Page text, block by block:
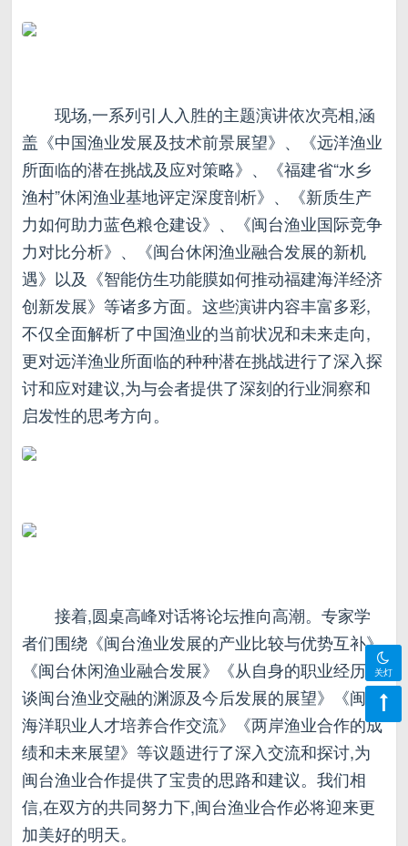
现场,一系列引人入胜的主题演讲依次亮相,涵
盖《中国渔业发展及技术前景展望》、《远洋渔业
所面临的潜在挑战及应对策略》、《福建省“水乡
渔村”休闲渔业基地评定深度剖析》、《新质生产
力如何助力蓝色粮仓建设》、《闽台渔业国际竞争
力对比分析》、《闽台休闲渔业融合发展的新机
遇》以及《智能仿生功能膜如何推动福建海洋经济
创新发展》等诸多方面。这些演讲内容丰富多彩,
不仅全面解析了中国渔业的当前状况和未来走向,
更对远洋渔业所面临的种种潜在挑战进行了深入探
讨和应对建议,为与会者提供了深刻的行业洞察和
启发性的思考方向。
接着,圆桌高峰对话将论坛推向高潮。专家学
者们围绕《闽台渔业发展的产业比较与优势互补》
《闽台休闲渔业融合发展》《从自身的职业经历谈
谈闽台渔业交融的渊源及今后发展的展望》《闽台
海洋职业人才培养合作交流》《两岸渔业合作的成
绩和未来展望》等议题进行了深入交流和探讨,为
闽台渔业合作提供了宝贵的思路和建议。我们相
信,在双方的共同努力下,闽台渔业合作必将迎来更
加美好的明天。
关灯